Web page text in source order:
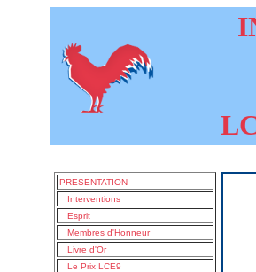
PRESENTATION
Interventions
Esprit
Membres d'Honneur
Livre d'Or
Le Prix LCE9